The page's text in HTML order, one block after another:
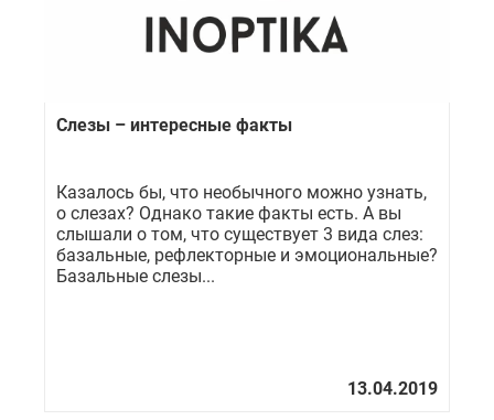
Слезы – интересные факты
Казалось бы, что необычного можно узнать,
о слезах? Однако такие факты есть. А вы
слышали о том, что существует 3 вида слез:
базальные, рефлекторные и эмоциональные?
Базальные слезы...